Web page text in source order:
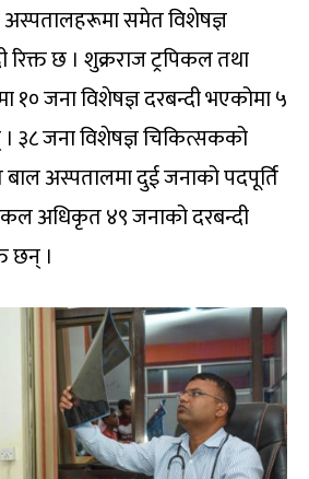
समेत विशेषज्ञ
छ । शुक्रराज ट्रपिकल तथा
१० जना विशेषज्ञ दरबन्दी भएकोमा ५
। ३८ जना विशेषज्ञ चिकित्सकको
बाल अस्पतालमा दुई जनाको पदपूर्ति
अधिकृत ४९ जनाको दरबन्दी
छन् ।